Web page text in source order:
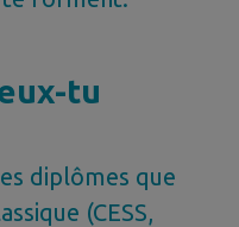
tu
diplômes que
(CESS,